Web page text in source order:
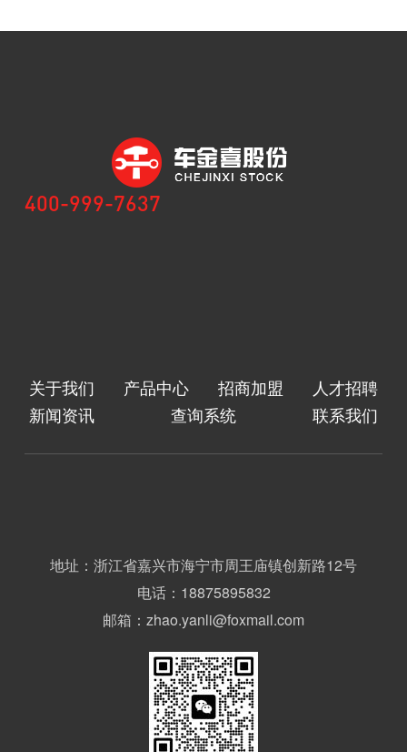
400-999-7637
关于我们 产品中心 招商加盟
人才招聘
新闻资讯
查询系统 联系我们
地址：浙江省嘉兴市海宁市周王庙镇创新路12号
电话：18875895832
邮箱：zhao.yanli@foxmail.com